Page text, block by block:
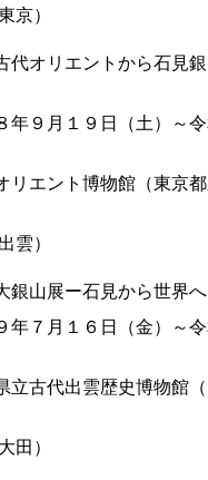
京）
代オリエントから石見
年９月１９日（土）～
リエント博物館（東京都
雲）
銀山展ー石見から世界
年７月１６日（金）～
立古代出雲歴史博物館（
田）